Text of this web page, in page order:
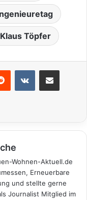
Klaus Töpfer
Wohnen-Aktuell.de
Erneuerbare
und stellte gerne
Journalist Mitglied im